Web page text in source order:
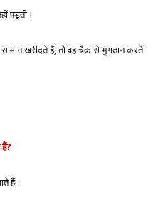
पड़ती।
खरीदते हैं, तो वहचैक से भुगतानकरते
हैं: